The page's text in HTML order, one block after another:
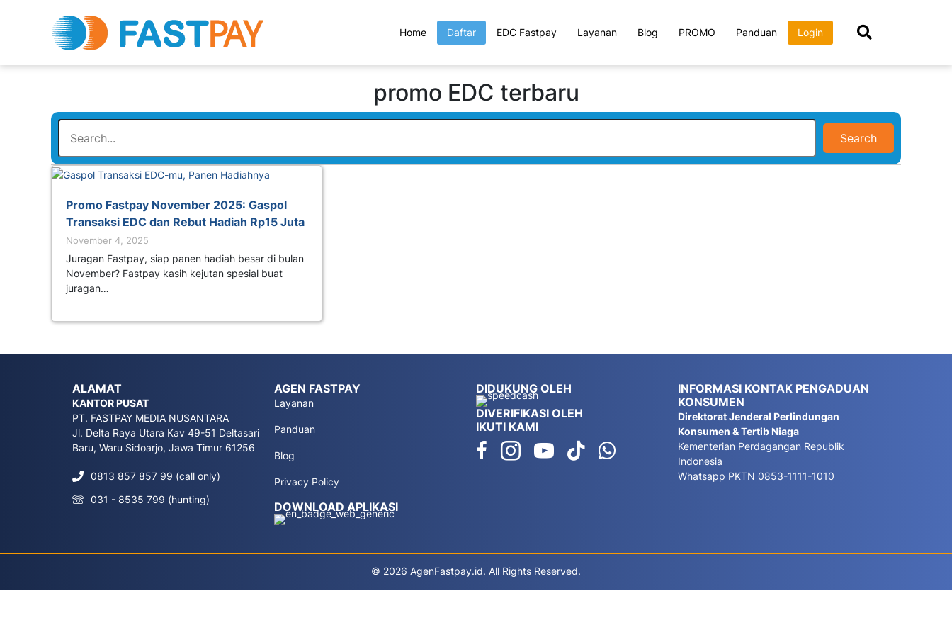
Home Daftar EDC Fastpay Layanan Blog PROMO Panduan Login
promo EDC terbaru
Search
Promo Fastpay November 2025: Gaspol
Transaksi EDC dan Rebut Hadiah Rp15 Juta
November 4, 2025
Juragan Fastpay, siap panen hadiah besar di bulan
November? Fastpay kasih kejutan spesial buat
juragan…
ALAMAT
KANTOR PUSAT
PT. FASTPAY MEDIA NUSANTARA
Jl. Delta Raya Utara Kav 49-51 Deltasari
Baru, Waru Sidoarjo, Jawa Timur 61256
0813 857 857 99 (call only)
031 - 8535 799 (hunting)
AGEN FASTPAY
Layanan
Panduan
Blog
Privacy Policy
DOWNLOAD APLIKASI
DIDUKUNG OLEH
DIVERIFIKASI OLEH
IKUTI KAMI
INFORMASI KONTAK PENGADUAN
KONSUMEN
Direktorat Jenderal Perlindungan
Konsumen & Tertib Niaga
Kementerian Perdagangan Republik
Indonesia
Whatsapp PKTN 0853-1111-1010
© 2026 AgenFastpay.id. All Rights Reserved.